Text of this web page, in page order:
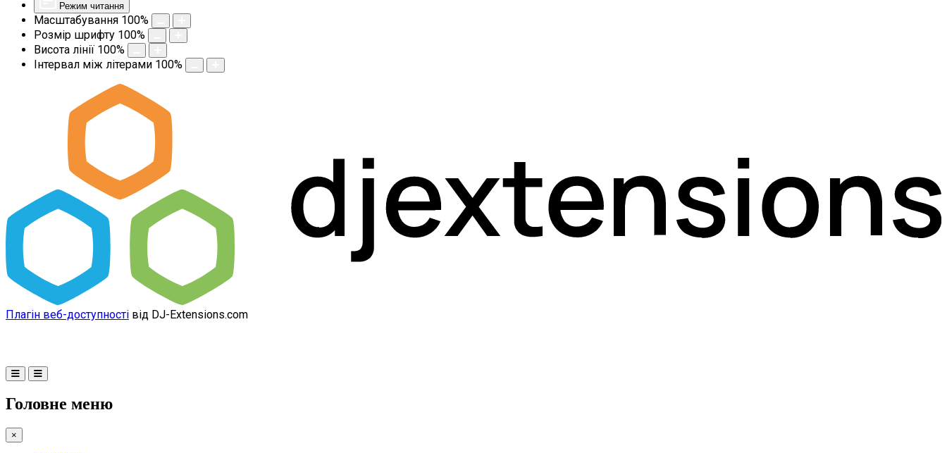
Режим читання
Масштабування 100%
Розмір шрифту 100%
Висота лінії 100%
Інтервал між літерами 100%
Плагін веб-доступності від DJ-Extensions.com
Головне меню
×